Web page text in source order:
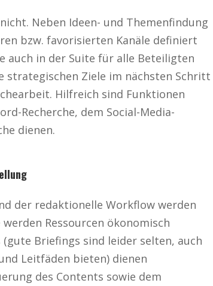
Neben Ideen- und Themenfindung
bzw. favorisierten Kanäle definiert
auch in der Suite für alle Beteiligten
strategischen Ziele im nächsten Schritt
Hilfreich sind Funktionen
Recherche, dem Social-Media-
dienen.
der redaktionelle Workflow werden
Ressourcen ökonomisch
Briefings sind leider selten, auch
Leitfäden bieten) dienen
des Contents sowie dem